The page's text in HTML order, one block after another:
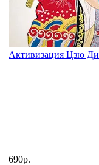
Активизация Цзю Ди
690р.